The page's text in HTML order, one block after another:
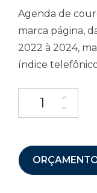
Agenda de
marca página,
2022 à 2024,
índice